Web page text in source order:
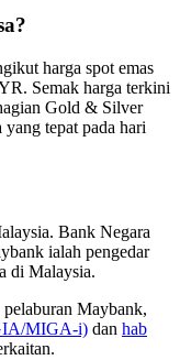
harga spot emas
Semak harga terkini
Gold & Silver
tepat pada hari
Bank Negara
ialah pengedar
di Malaysia.
Maybank,
MIGA-i) dan hab